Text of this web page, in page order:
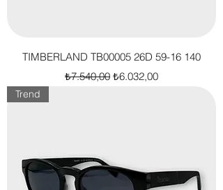
TIMBERLAND TB00005 26D 59-16 140
Normal Fiyat
₺7.540,00 İndirimli Fiyat
₺6.032,00
Trend